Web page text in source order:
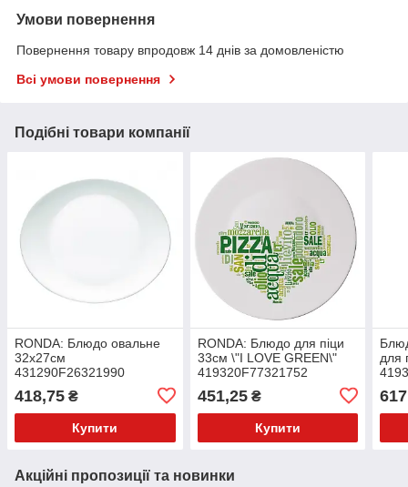
Умови повернення
Повернення товару впродовж 14 днів за домовленістю
Всі умови повернення
Подібні товари компанії
RONDA: Блюдо овальне
32х27см
431290F26321990
418,75 ₴
Купити
RONDA: Блюдо для піци
33см \"I LOVE GREEN\"
419320F77321752
451,25₴
Купити
для
Акційні пропозиції та новинки